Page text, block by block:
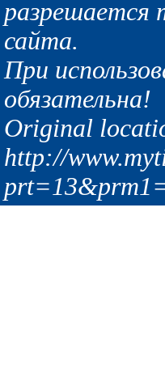
разрешается
сайта.
При
обязательна!
Original
http://